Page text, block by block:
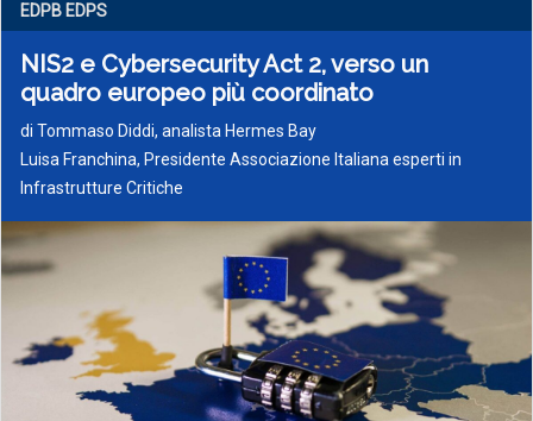
EDPB EDPS
NIS2 e Cybersecurity Act 2, verso un
quadro europeo più coordinato
di Tommaso Diddi, analista Hermes Bay
Luisa Franchina, Presidente Associazione Italiana esperti in
Infrastrutture Critiche